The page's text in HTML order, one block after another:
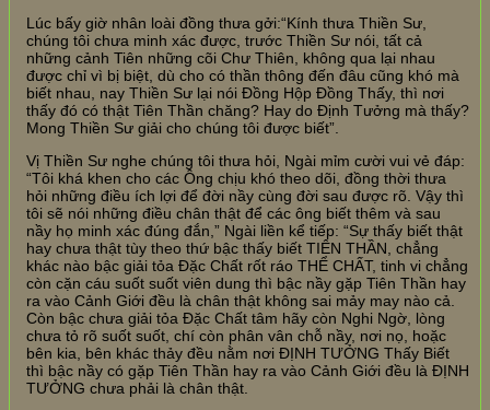
Lúc bấy giờ nhân loài đồng thưa gởi:“Kính thưa Thiền Sư,
chúng tôi chưa minh xác được, trước Thiền Sư nói, tất cả
những cảnh Tiên những cõi Chư Thiên, không qua lại nhau
được chỉ vì bị biệt, dù cho có thần thông đến đâu cũng khó mà
biết nhau, nay Thiền Sư lại nói Đồng Hộp Đồng Thấy, thì nơi
thấy đó có thật Tiên Thần chăng? Hay do Định Tưởng mà thấy?
Mong Thiền Sư giải cho chúng tôi được biết”.
Vị Thiền Sư nghe chúng tôi thưa hỏi, Ngài mỉm cười vui vẻ đáp:
“Tôi khá khen cho các Ông chịu khó theo dõi, đồng thời thưa
hỏi những điều ích lợi để đời nầy cùng đời sau được rõ. Vậy thì
tôi sẽ nói những điều chân thật để các ông biết thêm và sau
nầy họ minh xác đúng đắn,” Ngài liền kể tiếp: “Sự thấy biết thật
hay chưa thật tùy theo thứ bậc thấy biết TIÊN THẦN, chẳng
khác nào bậc giải tỏa Đặc Chất rốt ráo THỂ CHẤT, tinh vi chẳng
còn cặn cáu suốt suốt viên dung thì bậc nầy gặp Tiên Thần hay
ra vào Cảnh Giới đều là chân thật không sai mảy may nào cả.
Còn bậc chưa giải tỏa Đặc Chất tâm hãy còn Nghi Ngờ, lòng
chưa tỏ rõ suốt suốt, chí còn phân vân chỗ nầy, nơi nọ, hoặc
bên kia, bên khác thảy đều nằm nơi ĐỊNH TƯỞNG Thấy Biết
thì bậc nầy có gặp Tiên Thần hay ra vào Cảnh Giới đều là ĐỊNH
TƯỞNG chưa phải là chân thật.